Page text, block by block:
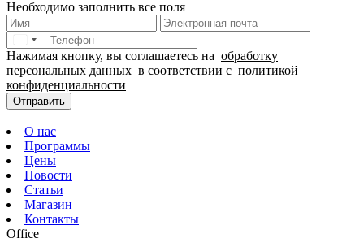
Необходимо заполнить все поля
Нажимая кнопку, вы соглашаетесь на обработку
персональных данных в соответствии с политикой
конфиденциальности
Отправить
О нас
Программы
Цены
Новости
Статьи
Магазин
Контакты
Office